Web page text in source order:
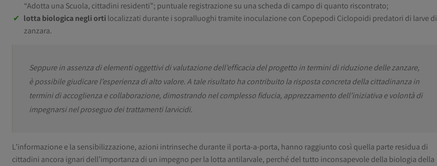
“Adotta una Scuola, cittadini residenti”; puntuale registrazione su una scheda di campo di quanto riscontrato;
lotta biologica negli ortilocalizzati durante i sopralluoghi tramite inoculazione con Copepodi Ciclopoidi predatori di larve di
zanzara.
Seppure in assenza di elementi oggettivi di valutazione dell’efficacia del progetto in termini di riduzione delle zanzare,
è possibile giudicare l’esperienza di alto valore. A tale risultato ha contribuito la risposta concreta della cittadinanza in
termini di accoglienza e collaborazione, dimostrando nel complesso fiducia, apprezzamento dell’iniziativa e volontà di
impegnarsi nel proseguo dei trattamenti larvicidi.
L’informazione e la sensibilizzazione, azioni intrinseche durante il porta-a-porta, hanno raggiunto così quella parte residua di
cittadini ancora ignari dell’importanza di un impegno per la lotta antilarvale, perché del tutto inconsapevole della biologia della